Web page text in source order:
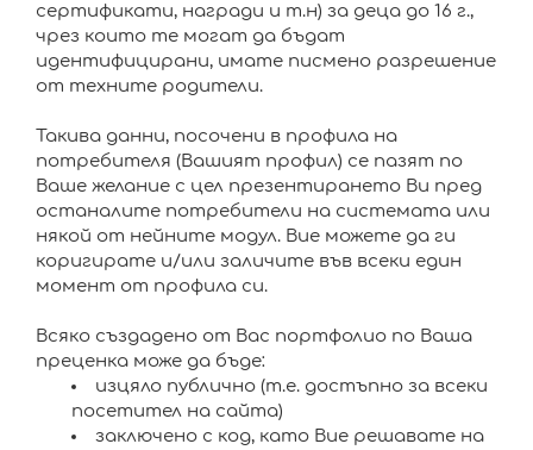
сертификати, награди и т.н) за деца до 16 г.,
чрез които те могат да бъдат
идентифицирани, имате писмено разрешение
от техните родители.
Такива данни, посочени в профила на
потребителя (Вашият профил) се пазят по
Ваше желание с цел презентирането Ви пред
останалите потребители на системата или
някой от нейните модул. Вие можете да ги
коригирате и/или заличите във всеки един
момент от профила си.
Всяко създадено от Вас портфолио по Ваша
преценка може да бъде:
изцяло публично (т.е. достъпно за всеки
посетител на сайта)
заключено с код, като Вие решавате на